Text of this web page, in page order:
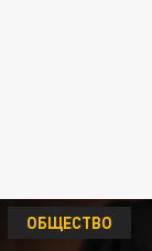
ОБЩЕСТВО